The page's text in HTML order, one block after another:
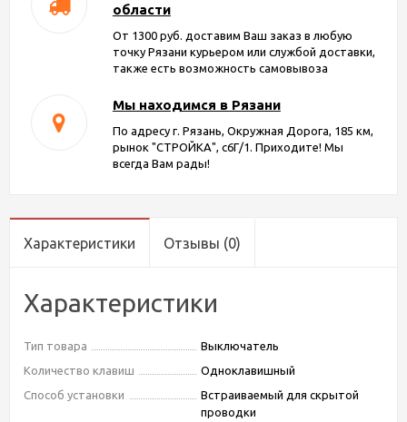
области
От 1300 руб. доставим Ваш заказ в любую
точку Рязани курьером или службой доставки,
также есть возможность самовывоза
Мы находимся в Рязани
По адресу г. Рязань, Окружная Дорога, 185 км,
рынок "СТРОЙКА", с6Г/1. Приходите! Мы
всегда Вам рады!
Характеристики Отзывы (0)
Характеристики
Тип товара
Выключатель
Количество клавиш
Одноклавишный
Способ установки
Встраиваемый для скрытой
проводки